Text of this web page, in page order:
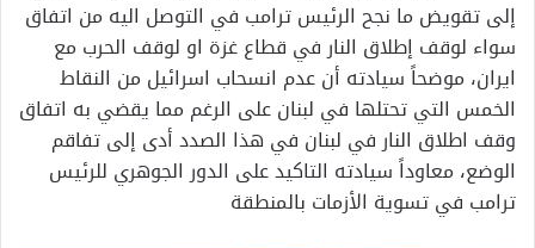
إلى تقويض ما نجح الرئيس ترامب في التوصل اليه من اتفاق
سواء لوقف إطلاق النار في قطاع غزة او لوقف الحرب مع
ايران، موضحاً سيادته أن عدم انسحاب اسرائيل من النقاط
الخمس التي تحتلها في لبنان على الرغم مما يقضي به اتفاق
وقف اطلاق النار في لبنان في هذا الصدد أدى إلى تفاقم
الوضع، معاوداً سيادته التاكيد على الدور الجوهري للرئيس
ترامب في تسوية الأزمات بالمنطقة